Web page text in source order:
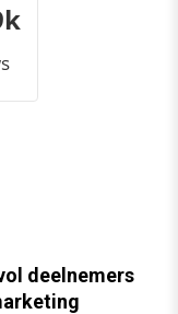
deelnemers